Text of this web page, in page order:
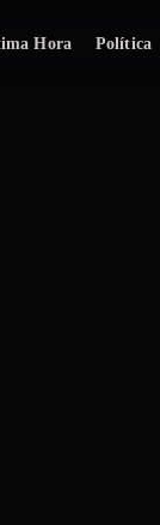
Hora Política